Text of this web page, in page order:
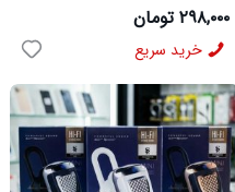
مدل 2587
۲۹۸,۰۰۰ تومان
خرید سریع